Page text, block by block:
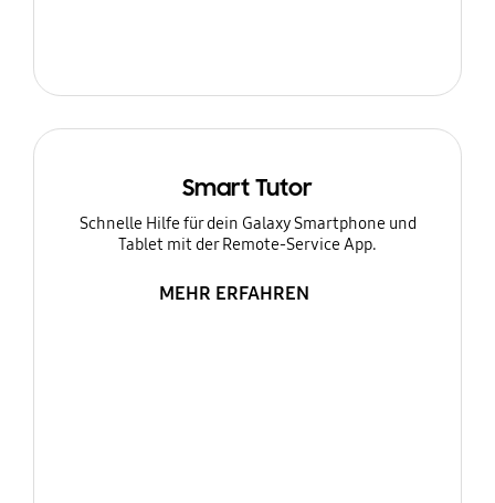
Smart Tutor
Schnelle Hilfe für dein Galaxy Smartphone und
Tablet mit der Remote-Service App.
MEHR ERFAHREN